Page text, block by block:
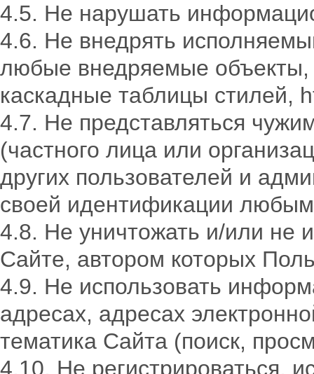
4.5. Не нарушать
4.6. Не внедрять
любые внедряемые объекты,
каскадные таблицы стилей,
4.7. Не представляться
(частного лица или
других пользователей и
своей идентификации
4.8. Не уничтожать и/или не
Сайте, автором которых
4.9. Не использовать
адресах, адресах
тематика Сайта (поиск,
4.10. Не регистрироваться,